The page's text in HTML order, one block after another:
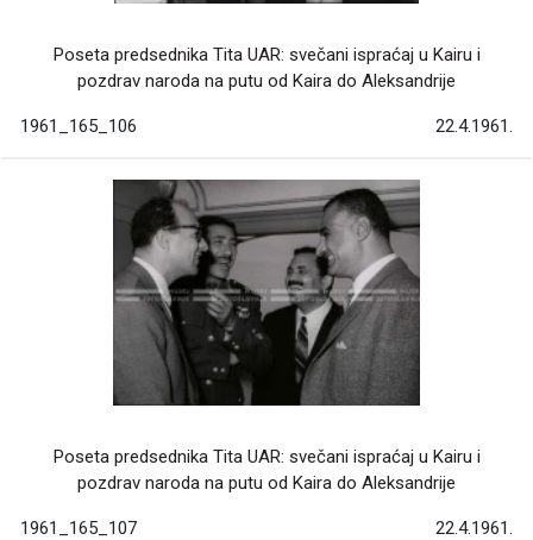
Poseta predsednika Tita UAR: svečani ispraćaj u Kairu i
pozdrav naroda na putu od Kaira do Aleksandrije
1961_165_106 22.4.1961.
Poseta predsednika Tita UAR: svečani ispraćaj u Kairu i
pozdrav naroda na putu od Kaira do Aleksandrije
1961_165_107 22.4.1961.